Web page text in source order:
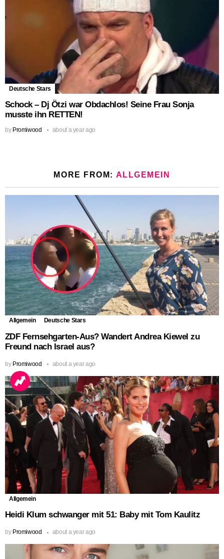
Deutsche Stars
Schock – Dj Ötzi war Obdachlos! Seine Frau Sonja
musste ihn RETTEN!
by Promiwood about a year ago
MORE FROM: ALLGEMEIN
Allgemein Deutsche Stars
ZDF Fernsehgarten-Aus? Wandert Andrea Kiewel zu
Freund nach Israel aus?
by Promiwood about a year ago
Allgemein
Heidi Klum schwanger mit 51: Baby mit Tom Kaulitz
by Promiwood about a year ago